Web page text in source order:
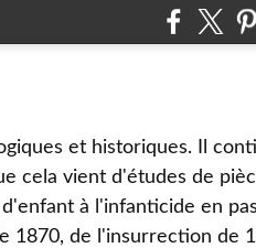
et historiques. Il
cela vient d'études de
à l'infanticide en
1870, de l'insurrection de